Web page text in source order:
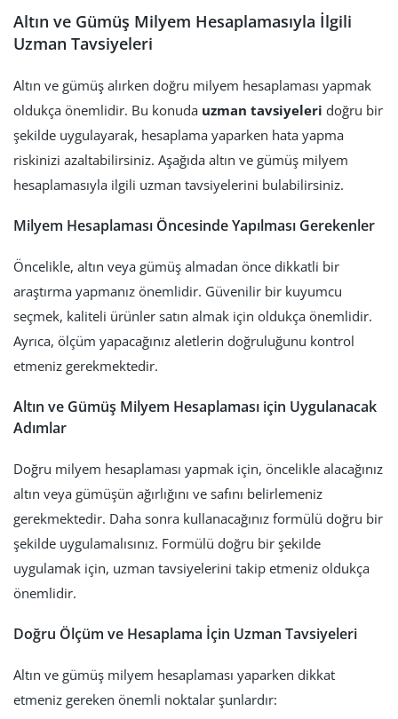
Altın ve Gümüş Milyem Hesaplamasıyla İlgili
Uzman Tavsiyeleri
Altın ve gümüş alırken doğru milyem hesaplaması yapmak
oldukça önemlidir. Bu konuda uzman tavsiyeleri doğru bir
şekilde uygulayarak, hesaplama yaparken hata yapma
riskinizi azaltabilirsiniz. Aşağıda altın ve gümüş milyem
hesaplamasıyla ilgili uzman tavsiyelerini bulabilirsiniz.
Milyem Hesaplaması Öncesinde Yapılması Gerekenler
Öncelikle, altın veya gümüş almadan önce dikkatli bir
araştırma yapmanız önemlidir. Güvenilir bir kuyumcu
seçmek, kaliteli ürünler satın almak için oldukça önemlidir.
Ayrıca, ölçüm yapacağınız aletlerin doğruluğunu kontrol
etmeniz gerekmektedir.
Altın ve Gümüş Milyem Hesaplaması için Uygulanacak
Adımlar
Doğru milyem hesaplaması yapmak için, öncelikle alacağınız
altın veya gümüşün ağırlığını ve safını belirlemeniz
gerekmektedir. Daha sonra kullanacağınız formülü doğru bir
şekilde uygulamalısınız. Formülü doğru bir şekilde
uygulamak için, uzman tavsiyelerini takip etmeniz oldukça
önemlidir.
Doğru Ölçüm ve Hesaplama İçin Uzman Tavsiyeleri
Altın ve gümüş milyem hesaplaması yaparken dikkat
etmeniz gereken önemli noktalar şunlardır: